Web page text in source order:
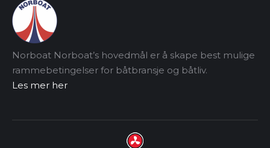
Norboat Norboat’s hovedmål er å skape best mulige
rammebetingelser for båtbransje og båtliv.
Les mer her